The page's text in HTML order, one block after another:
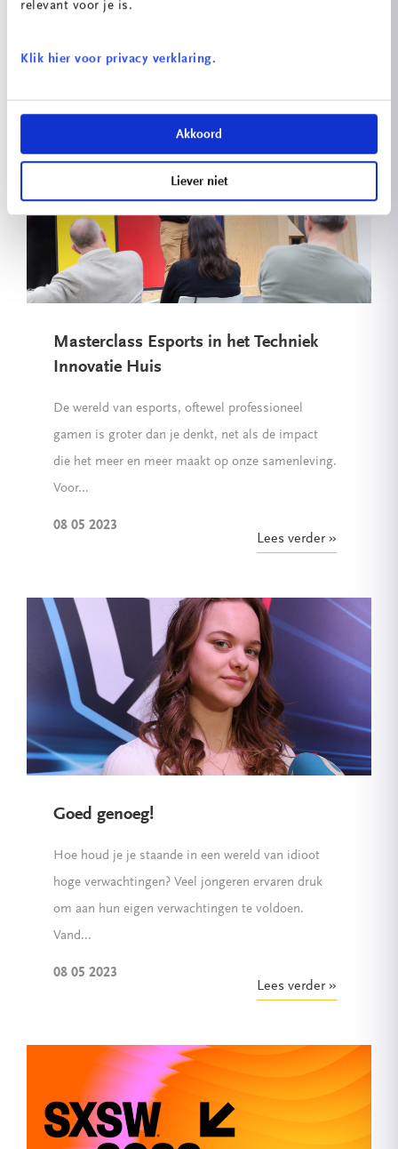
relevant voor je is.
Klik hier voor privacy verklaring.
Akkoord
Liever niet
08 05 2023
Masterclass Esports in het Techniek
Innovatie Huis
De wereld van esports, oftewel professioneel
gamen is groter dan je denkt, net als de impact
die het meer en meer maakt op onze samenleving.
Voor...
08 05 2023
Lees verder
Goed genoeg!
Hoe houd je je staande in een wereld van idioot
hoge verwachtingen? Veel jongeren ervaren druk
om aan hun eigen verwachtingen te voldoen.
Vand...
08 05 2023
Lees verder